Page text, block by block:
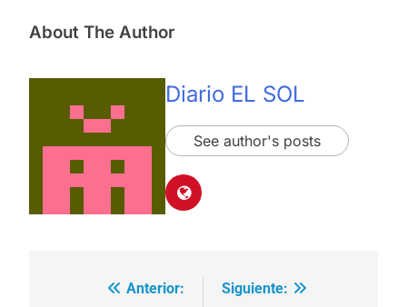
About The Author
Diario EL SOL
See author's posts
Navegación
Anterior:
Siguiente: